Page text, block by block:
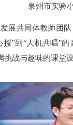
泉州市实验
共同体教师团队
授”到“人机共唱
战与趣味的课堂